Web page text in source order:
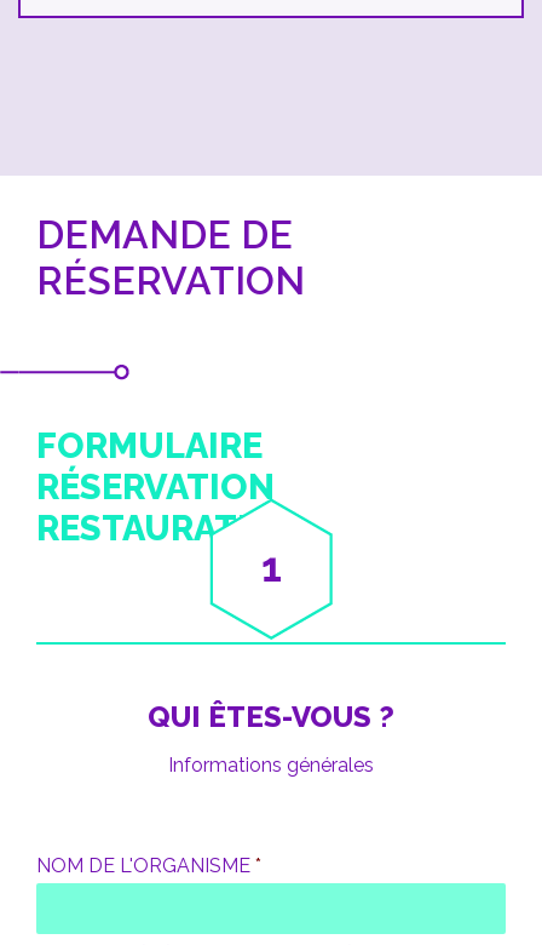
DEMANDE DE
RÉSERVATION
FORMULAIRE
RÉSERVATION
RESTAURATION
QUI ÊTES-VOUS ?
Informations générales
NOM DE L'ORGANISME *